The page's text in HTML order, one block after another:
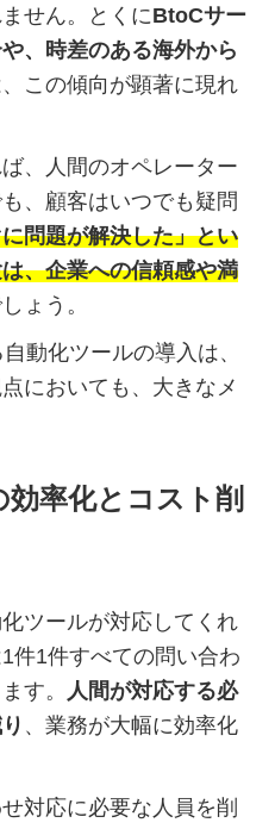
せん。とくにBtoCサー
、時差のある海外から
この傾向が顕著に現れ
、人間のオペレーター
、顧客はいつでも疑問
問題が解決した」とい
、企業への信頼感や満
ょう。
動化ツールの導入は、
においても、大きなメ
率化とコスト削
ツールが対応してくれ
件1件すべての問い合わ
す。
人間が対応する必
、業務が大幅に効率化
対応に必要な人員を削